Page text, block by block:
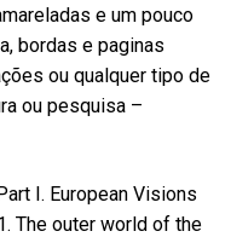
e um pouco
bordas e paginas
ou qualquer tipo de
ou pesquisa –
I. European Visions
The outer world of the